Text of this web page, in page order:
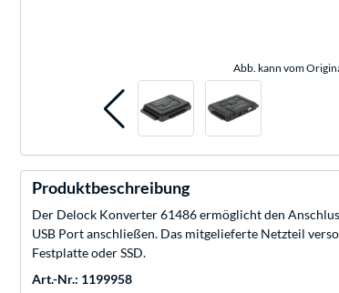
Abb. kann vom
Produktbeschreibung
Der Delock Konverter 61486 ermöglicht den
USB Port anschließen. Das mitgelieferte Netzteil
Festplatte oder SSD.
Art.-Nr.: 1199958